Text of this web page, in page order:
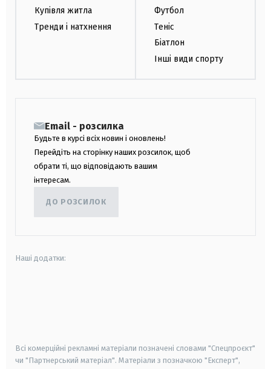
Купівля житла
Тренди і натхнення
Футбол
Теніс
Біатлон
Інші види спорту
Email - розсилка
Будьте в курсі всіх новин і оновлень!
Перейдіть на сторінку наших розсилок, щоб
обрати ті, що відповідають вашим
інтересам.
ДО РОЗСИЛОК
Наші додатки:
Всі комерційні рекламні матеріали позначені словами "Спецпроєкт"
чи "Партнерський матеріал". Матеріали з позначкою "Експерт",